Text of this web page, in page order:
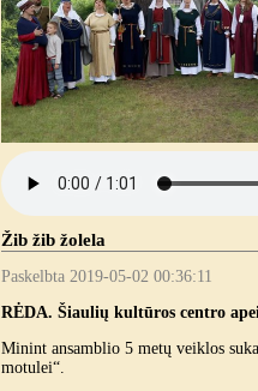
Žib žib žolela
Paskelbta 2019-05-02 00:36:11
RĖDA. Šiaulių kultūros centro
Minint ansamblio 5 metų veiklos
motulei“.